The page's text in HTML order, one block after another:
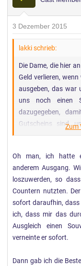
3 Dezember 2015
lakki schrieb:
Die Dame, die hier
Geld verlieren,
ausgeben, das war
uns noch einen
dazugegeben,
Gutscheins sind,
gefragt haben!
Zum
Oh man, ich hatte
anderem Ausgang.
loszuwerden, so
Countern nutzten.
sofort daraufhin,
ich, dass mir das
Ausgleich einen
verneinte er sofort.
Dann gab ich die